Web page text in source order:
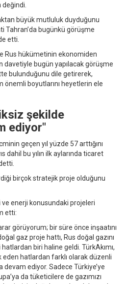
büyük mutluluk duyduğunu
Tahran’da bugünkü görüşme
etti.
Rus hükümetinin ekonomiden
davetiyle bugün yapılacak görüşme
bulunduğunu dile getirerek,
önemli boyutlarını heyetlerin ele
şekilde
ediyor"
geçen yıl yüzde 57 arttığını
dahil bu yılın ilk aylarında ticaret
birçok stratejik proje olduğunu
enerji konusundaki projeleri
etti:
görüyorum; bir süre önce inşaatını
gaz proje hattı, Rus doğal gazını
biri haline geldi. TürkAkımı,
hatlardan farklı olarak düzenli
devam ediyor. Sadece Türkiye’ye
da tüketicilere de gazımızı